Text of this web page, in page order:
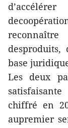
base
Les deux
chiffré en
aupremier